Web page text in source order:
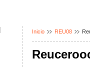
Inicio REU08